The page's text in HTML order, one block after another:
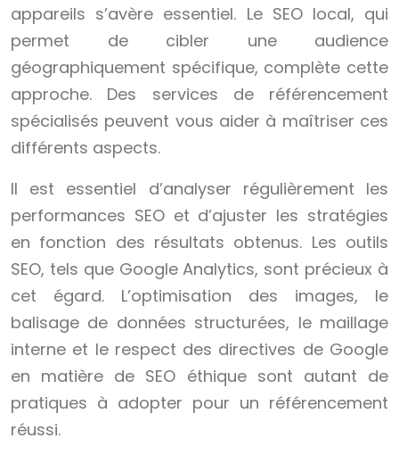
appareils s’avère essentiel. Le SEO local, qui
permet de cibler une audience
géographiquement spécifique, complète cette
approche. Des services de référencement
spécialisés peuvent vous aider à maîtriser ces
différents aspects.
Il est essentiel d’analyser régulièrement les
performances SEO et d’ajuster les stratégies
en fonction des résultats obtenus. Les outils
SEO, tels que Google Analytics, sont précieux à
cet égard. L’optimisation des images, le
balisage de données structurées, le maillage
interne et le respect des directives de Google
en matière de SEO éthique sont autant de
pratiques à adopter pour un référencement
réussi.